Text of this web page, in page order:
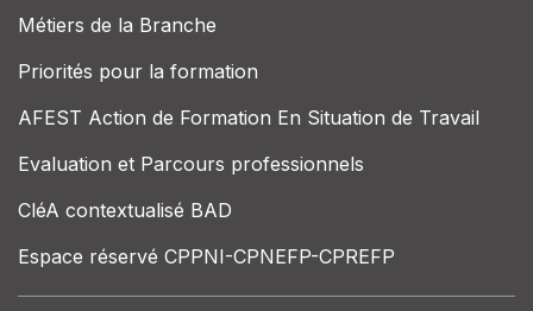
Métiers de la Branche
Priorités pour la formation
AFEST Action de Formation En Situation de Travail
Evaluation et Parcours professionnels
CléA contextualisé BAD
Espace réservé CPPNI-CPNEFP-CPREFP